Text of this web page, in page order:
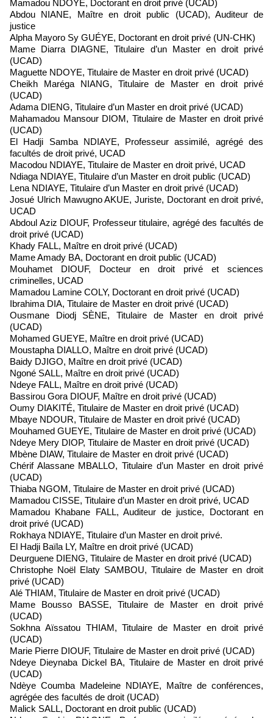
Mamadou NDOYE, Doctorant en droit privé (UCAD)
Abdou NIANE, Maître en droit public (UCAD), Auditeur de
justice
Alpha Mayoro Sy GUÉYE, Doctorant en droit privé (UN-CHK)
Mame Diarra DIAGNE, Titulaire d’un Master en droit privé
(UCAD)
Maguette NDOYE, Titulaire de Master en droit privé (UCAD)
Cheikh Maréga NIANG, Titulaire de Master en droit privé
(UCAD)
Adama DIENG, Titulaire d’un Master en droit privé (UCAD)
Mahamadou Mansour DIOM, Titulaire de Master en droit privé
(UCAD)
El Hadji Samba NDIAYE, Professeur assimilé, agrégé des
facultés de droit privé, UCAD
Macodou NDIAYE, Titulaire de Master en droit privé, UCAD
Ndiaga NDIAYE, Titulaire d’un Master en droit public (UCAD)
Lena NDIAYE, Titulaire d’un Master en droit privé (UCAD)
Josué Ulrich Mawugno AKUE, Juriste, Doctorant en droit privé,
UCAD
Abdoul Aziz DIOUF, Professeur titulaire, agrégé des facultés de
droit privé (UCAD)
Khady FALL, Maître en droit privé (UCAD)
Mame Amady BA, Doctorant en droit public (UCAD)
Mouhamet DIOUF, Docteur en droit privé et sciences
criminelles, UCAD
Mamadou Lamine COLY, Doctorant en droit privé (UCAD)
Ibrahima DIA, Titulaire de Master en droit privé (UCAD)
Ousmane Diodj SÈNE, Titulaire de Master en droit privé
(UCAD)
Mohamed GUEYE, Maître en droit privé (UCAD)
Moustapha DIALLO, Maître en droit privé (UCAD)
Baidy DJIGO, Maître en droit privé (UCAD)
Ngoné SALL, Maître en droit privé (UCAD)
Ndeye FALL, Maître en droit privé (UCAD)
Bassirou Gora DIOUF, Maître en droit privé (UCAD)
Oumy DIAKITÉ, Titulaire de Master en droit privé (UCAD)
Mbaye NDOUR, Titulaire de Master en droit privé (UCAD)
Mouhamed GUEYE, Titulaire de Master en droit privé (UCAD)
Ndeye Mery DIOP, Titulaire de Master en droit privé (UCAD)
Mbène DIAW, Titulaire de Master en droit privé (UCAD)
Chérif Alassane MBALLO, Titulaire d’un Master en droit privé
(UCAD)
Thiaba NGOM, Titulaire de Master en droit privé (UCAD)
Mamadou CISSE, Titulaire d’un Master en droit privé, UCAD
Mamadou Khabane FALL, Auditeur de justice, Doctorant en
droit privé (UCAD)
Rokhaya NDIAYE, Titulaire d’un Master en droit privé.
El Hadji Baïla LY, Maître en droit privé (UCAD)
Deurguene DIENG, Titulaire de Master en droit privé (UCAD)
Christophe Noël Elaty SAMBOU, Titulaire de Master en droit
privé (UCAD)
Alé THIAM, Titulaire de Master en droit privé (UCAD)
Mame Bousso BASSE, Titulaire de Master en droit privé
(UCAD)
Sokhna Aïssatou THIAM, Titulaire de Master en droit privé
(UCAD)
Marie Pierre DIOUF, Titulaire de Master en droit privé (UCAD)
Ndeye Dieynaba Dickel BA, Titulaire de Master en droit privé
(UCAD)
Ndèye Coumba Madeleine NDIAYE, Maître de conférences,
agrégée des facultés de droit (UCAD)
Malick SALL, Doctorant en droit public (UCAD)